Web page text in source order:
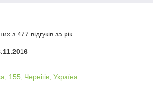
з 477 відгуків за рік
155, Чернігів, Україна